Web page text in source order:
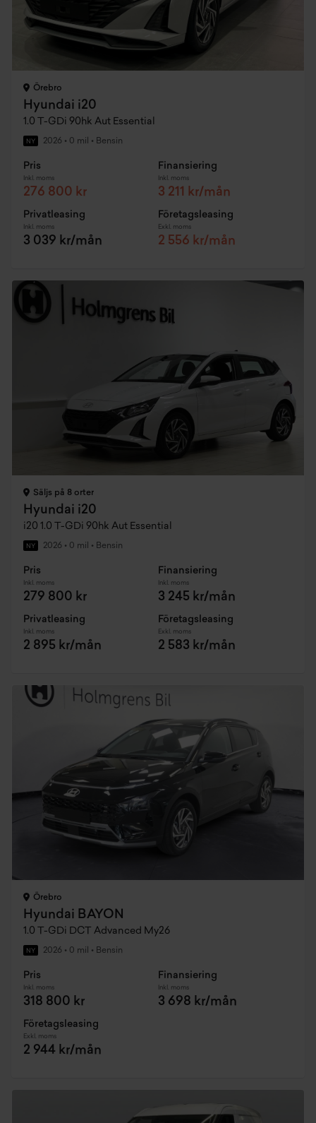
Örebro
Hyundai i20
1.0 T-GDi 90hk Aut Essential
NY 2026 • 0 mil • Bensin
Pris
Inkl. moms
276 800 kr
Finansiering
Inkl. moms
3 211 kr/mån
Privatleasing
Inkl. moms
3 039 kr/mån
Företagsleasing
Exkl. moms
2 556 kr/mån
Säljs på 8 orter
Hyundai i20
i20 1.0 T-GDi 90hk Aut Essential
NY 2026 • 0 mil • Bensin
Pris
Inkl. moms
279 800 kr
Finansiering
Inkl. moms
3 245 kr/mån
Privatleasing
Inkl. moms
2 895 kr/mån
Företagsleasing
Exkl. moms
2 583 kr/mån
Örebro
Hyundai BAYON
1.0 T-GDi DCT Advanced My26
NY 2026 • 0 mil • Bensin
Pris
Inkl. moms
318 800 kr
Finansiering
Inkl. moms
3 698 kr/mån
Företagsleasing
Exkl. moms
2 944 kr/mån